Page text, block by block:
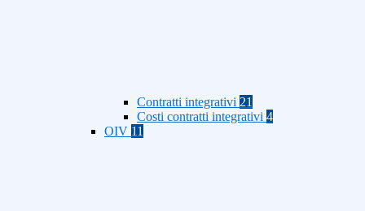
Contratti integrativi 21
Costi contratti integrativi 4
OIV 11